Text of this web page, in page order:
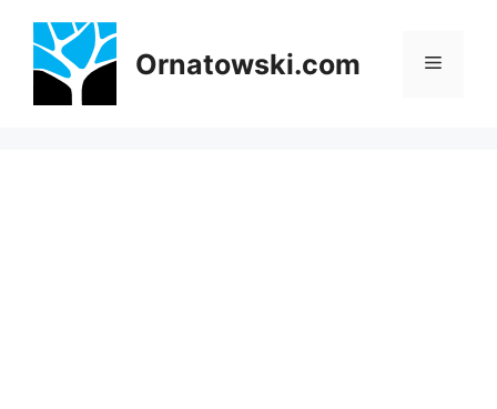
treści
Ornatowski.com Menu